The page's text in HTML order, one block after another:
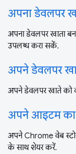
अपना डेवलपर
अपना डेवलपर खाता
उपलब्ध करा सकें.
अपने डेवलपर
अपने डेवलपर खाते को
अपने आइटम का
अपने Chrome वेब
के साथ शेयर करें.